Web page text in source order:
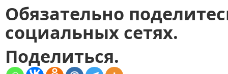
Обязательно
социальных сетях.
Поделиться.